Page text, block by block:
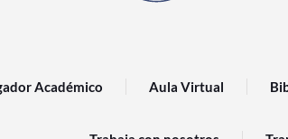
Académico Aula Virtual